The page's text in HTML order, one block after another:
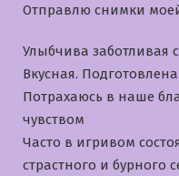
Отправлю снимки
Улыбчива заботливая
Вкусная.
Потрахаюсь в наше
чувством
Часто в игривом
страстного и бурного